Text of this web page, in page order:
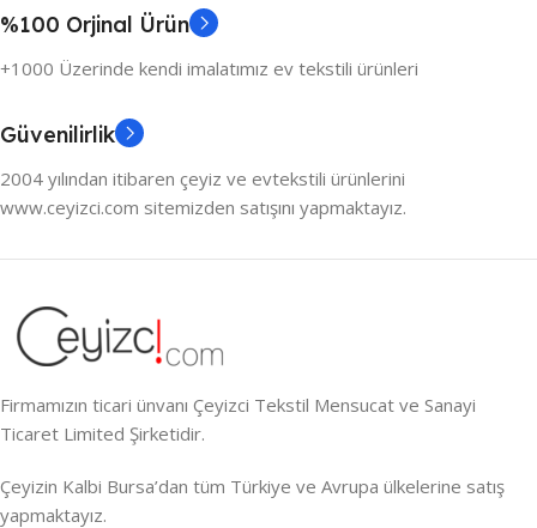
%100 Orjinal Ürün
+1000 Üzerinde kendi imalatımız ev tekstili ürünleri
Güvenilirlik
2004 yılından itibaren çeyiz ve evtekstili ürünlerini
www.ceyizci.com sitemizden satışını yapmaktayız.
Firmamızın ticari ünvanı Çeyizci Tekstil Mensucat ve Sanayi
Ticaret Limited Şirketidir.
Çeyizin Kalbi Bursa’dan tüm Türkiye ve Avrupa ülkelerine satış
yapmaktayız.